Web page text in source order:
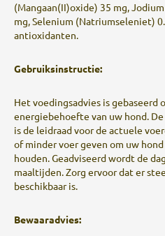
(Mangaan(II)oxide) 35 mg,
mg, Selenium (Natriumseleniet)
antioxidanten.
Gebruiksinstructie:
Het voedingsadvies is gebaseerd
energiebehoefte van uw hond.
is de leidraad voor de actuele
of minder voer geven om uw
houden. Geadviseerd wordt de
maaltijden. Zorg ervoor dat er
beschikbaar is.
Bewaaradvies: